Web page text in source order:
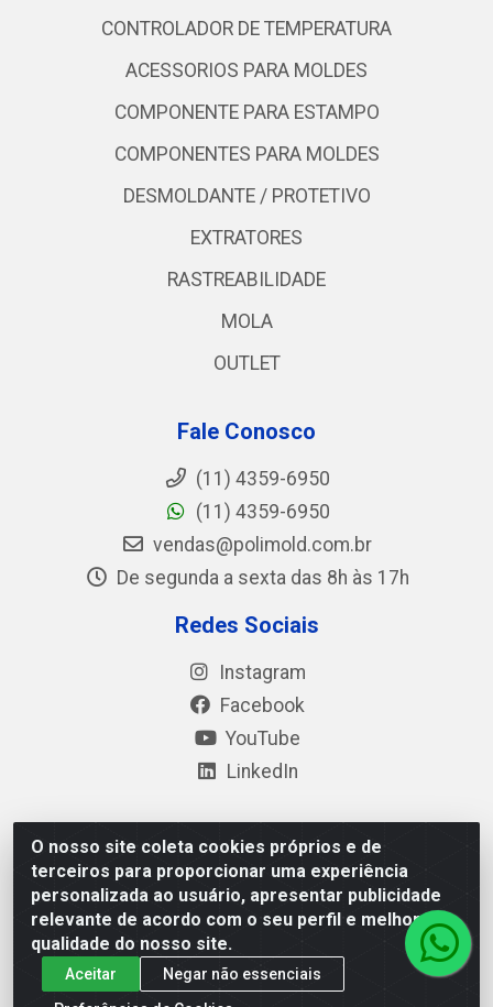
O nosso site coleta cookies próprios e de
terceiros para proporcionar uma experiência
personalizada ao usuário, apresentar publicidade
relevante de acordo com o seu perfil e melhorar a
qualidade do nosso site.
Aceitar
Negar não essenciais
CONTROLADOR DE TEMPERATURA
ACESSORIOS PARA MOLDES
COMPONENTE PARA ESTAMPO
COMPONENTES PARA MOLDES
DESMOLDANTE / PROTETIVO
EXTRATORES
RASTREABILIDADE
MOLA
OUTLET
Fale Conosco
(11) 4359-6950
(11) 4359-6950
vendas@polimold.com.br
De segunda a sexta das 8h às 17h
Redes Sociais
Instagram
Facebook
YouTube
LinkedIn
Polimold Industrial Ltda - Estrada dos Casa, 4585 – São
Bernardo do Campo / SP – CEP: 09.840-000 - CNPJ
44.106.466/0001-41